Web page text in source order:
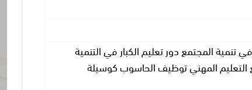
تنمية المجتمع دور تعليم الكبار في التنمية
التعليم المهني توظيف الحاسوب كوسيلة